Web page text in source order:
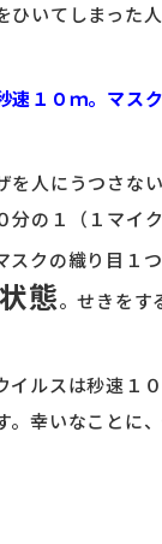
ひいてしまった
速１０ｍ。マス
を人にうつさな
分の１（１マイ
スクの織り目１
態。せきをす
イルスは秒速１
。幸いなことに